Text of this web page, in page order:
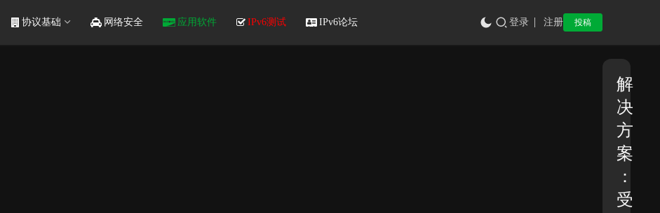
协议基础 网络安全 应用软件 IPv6测试 IPv6论坛 登录 注册 投稿
解
决
方
案
：
受